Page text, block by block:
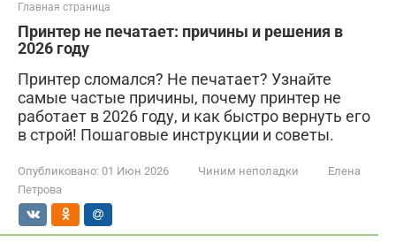
Главная страница
Принтер не печатает: причины и решения в
2026 году
Принтер сломался? Не печатает? Узнайте
самые частые причины, почему принтер не
работает в 2026 году, и как быстро вернуть его
в строй! Пошаговые инструкции и советы.
Опубликовано: 01 Июн 2026 Чиним неполадки
Елена
Петрова